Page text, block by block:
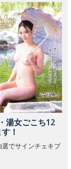
女ごこち12
！
でサインチェキプ